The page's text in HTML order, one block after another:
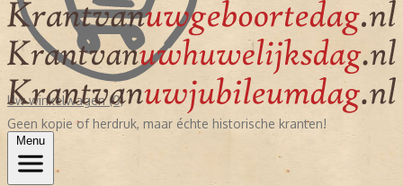
Uw winkelwagen (0)
Geen kopie of herdruk, maar échte historische kranten!
Menu